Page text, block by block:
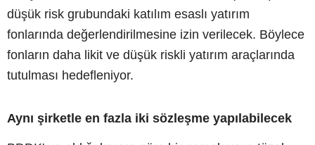
düşük risk grubundaki katılım esaslı yatırım
fonlarında değerlendirilmesine izin verilecek. Böylece
fonların daha likit ve düşük riskli yatırım araçlarında
tutulması hedefleniyor.
Aynı şirketle en fazla iki sözleşme yapılabilecek